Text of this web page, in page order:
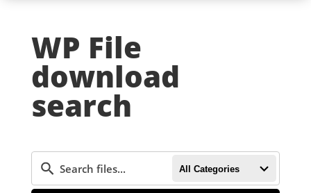
WP File
download
search
All Categories